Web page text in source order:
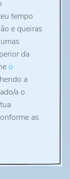
tempo
e queiras
da
o
a
a o
as